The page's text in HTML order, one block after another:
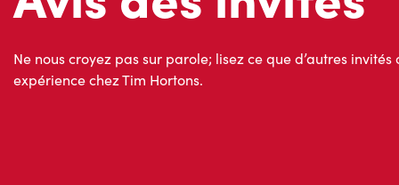
Ne nous croyez pas sur parole; lisez ce que d’autres